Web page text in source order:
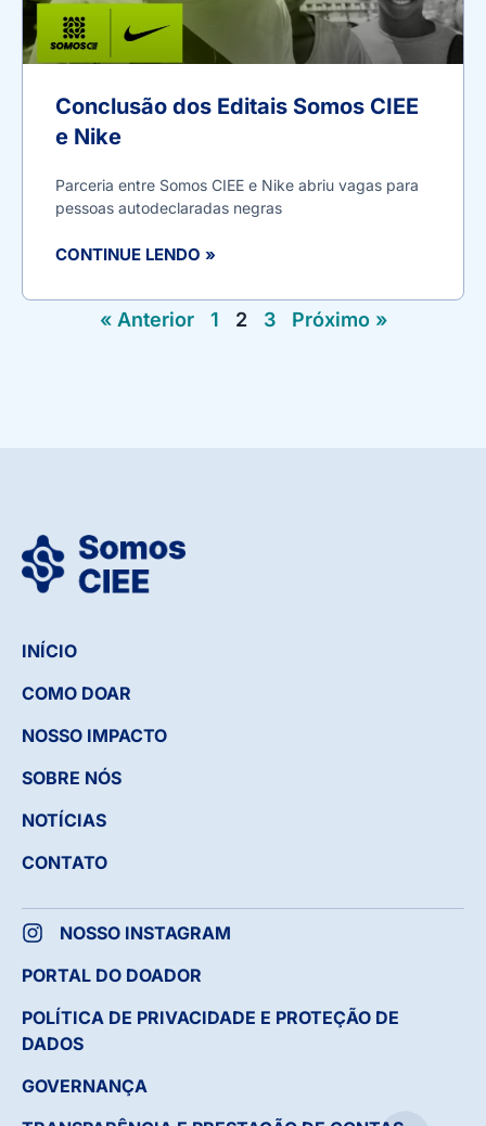
Conclusão dos Editais Somos CIEE
e Nike
Parceria entre Somos CIEE e Nike abriu vagas para
pessoas autodeclaradas negras
CONTINUE LENDO »
« Anterior 1 2 3 Próximo »
INÍCIO
COMO DOAR
NOSSO IMPACTO
SOBRE NÓS
NOTÍCIAS
CONTATO
NOSSO INSTAGRAM
PORTAL DO DOADOR
POLÍTICA DE PRIVACIDADE E PROTEÇÃO DE
DADOS
GOVERNANÇA